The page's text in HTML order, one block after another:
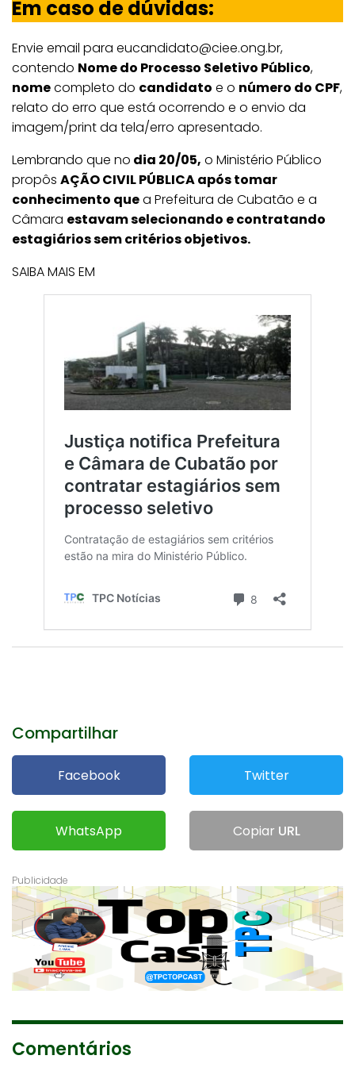
Em caso de dúvidas:
Envie email para eucandidato@ciee.ong.br,
contendo Nome do Processo Seletivo Público,
nomecompleto do candidato e o número do CPF,
relato do erro que está ocorrendo e o envio da
imagem/print da tela/erro apresentado.
Lembrando que no dia 20/05, o Ministério Público
propôs AÇÃO CIVIL PÚBLICA após tomar
conhecimento quea Prefeitura de Cubatão e a
Câmara estavam selecionando e contratando
estagiários sem critérios objetivos.
SAIBA MAIS EM
Compartilhar
Facebook Twitter
WhatsApp Copiar URL
Comentários